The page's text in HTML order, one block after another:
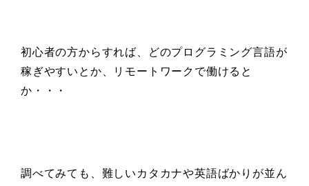
初心者の方からすれば、どのプログラミング言語が
稼ぎやすいとか、リモートワークで働けると
か・・・
調べてみても、難しいカタカナや英語ばかりが並ん